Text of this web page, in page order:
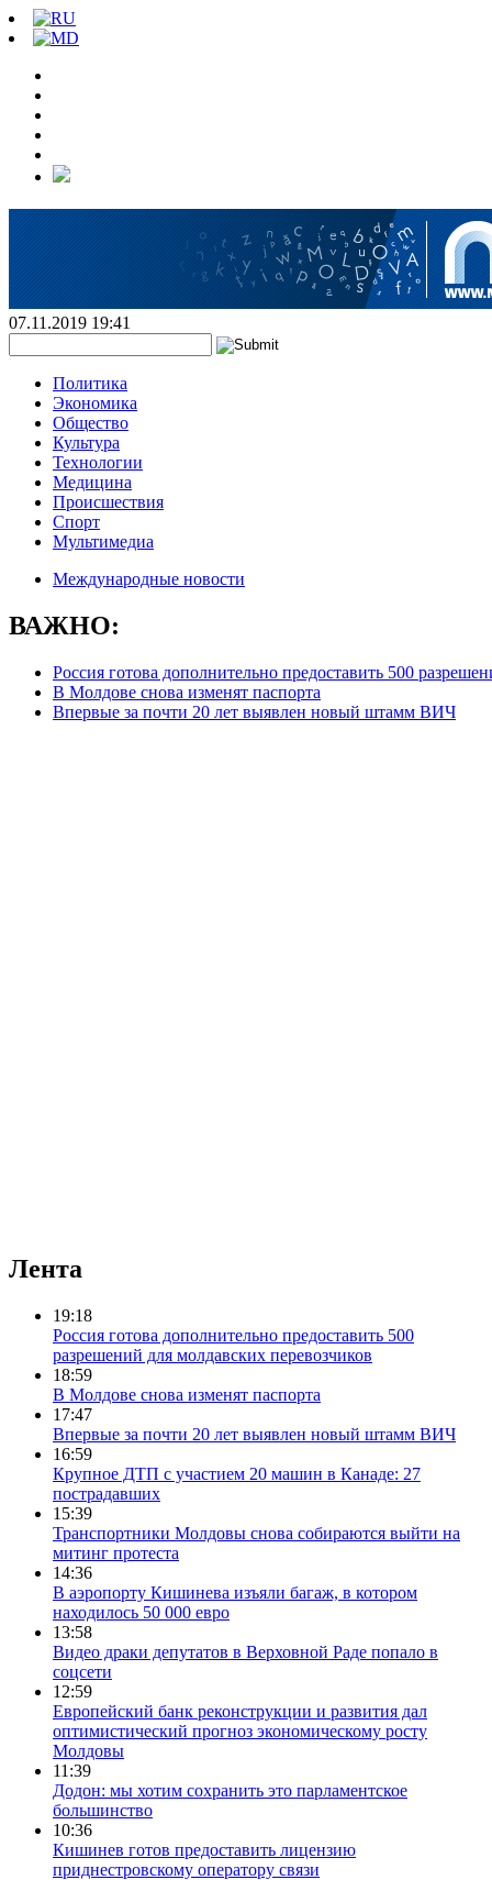
07.11.2019 19:41
Политика
Экономика
Общество
Культура
Технологии
Медицина
Происшествия
Спорт
Мультимедиа
Международные новости
ВАЖНО:
Россия готова дополнительно предоставить 500
В Молдове снова изменят паспорта
Впервые за почти 20 лет выявлен новый штамм ВИЧ
Лента
19:18
Россия готова дополнительно предоставить 500
разрешений для молдавских перевозчиков
18:59
В Молдове снова изменят паспорта
17:47
Впервые за почти 20 лет выявлен новый штамм ВИЧ
16:59
Крупное ДТП с участием 20 машин в Канаде: 27
пострадавших
15:39
Транспортники Молдовы снова собираются выйти на
митинг протеста
14:36
В аэропорту Кишинева изъяли багаж, в котором
находилось 50 000 евро
13:58
Видео драки депутатов в Верховной Раде попало в
соцсети
12:59
Европейский банк реконструкции и развития дал
оптимистический прогноз экономическому росту
Молдовы
11:39
Додон: мы хотим сохранить это парламентское
большинство
10:36
Кишинев готов предоставить лицензию
приднестровскому оператору связи